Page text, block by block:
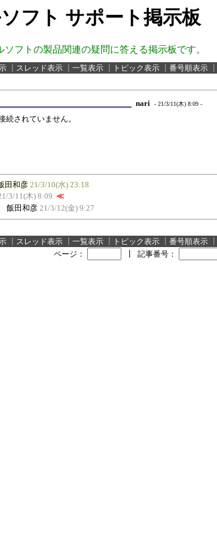
フト サポート掲示板
ソフトの製品関連の疑問に答える掲示板です。
スレッド表示 一覧表示 トピック表示 番号順表示
nari - 21/3/11(木) 8:09 -
続されていません。
田和彦 21/3/10(水) 23:18
3/11(木) 8:09 ≪
飯田和彦 21/3/12(金) 9:27
スレッド表示 一覧表示 トピック表示 番号順表示
ページ：
記事番号：